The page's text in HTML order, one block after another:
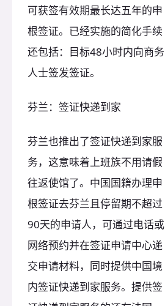
可获签有效期最长达五年的申
根签证。已经实施的简化手续
还包括：目标48小时内向商务
人士签发签证。
芬兰：签证快递到家
芬兰也推出了签证快递到家服
务，这意味着上班族不用请假
往返使馆了。中国国籍办理申
根签证去芬兰且停留期不超过
90天的申请人，可通过电话或
网络预约并在签证申请中心递
交申请材料，同时提供中国境
内签证快递到家服务。提供签